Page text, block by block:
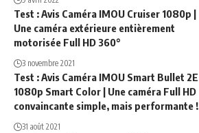
Test : Avis Caméra IMOU Cruiser 1080p |
Une caméra extérieure entièrement
motorisée Full HD 360°
3 novembre 2021
Test : Avis Caméra IMOU Smart Bullet 2E
1080p Smart Color | Une caméra Full HD
convaincante simple, mais performante !
31 août 2021